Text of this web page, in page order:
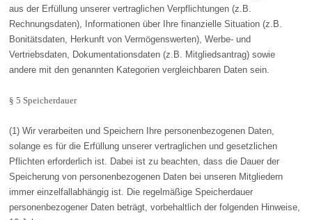
aus der Erfüllung unserer vertraglichen Verpflichtungen (z.B.
Rechnungsdaten), Informationen über Ihre finanzielle Situation (z.B.
Bonitätsdaten, Herkunft von Vermögenswerten), Werbe- und
Vertriebsdaten, Dokumentationsdaten (z.B. Mitgliedsantrag) sowie
andere mit den genannten Kategorien vergleichbaren Daten sein.
§ 5 Speicherdauer
(1) Wir verarbeiten und Speichern Ihre personenbezogenen Daten,
solange es für die Erfüllung unserer vertraglichen und gesetzlichen
Pflichten erforderlich ist. Dabei ist zu beachten, dass die Dauer der
Speicherung von personenbezogenen Daten bei unseren Mitgliedern
immer einzelfallabhängig ist. Die regelmäßige Speicherdauer
personenbezogener Daten beträgt, vorbehaltlich der folgenden Hinweise,